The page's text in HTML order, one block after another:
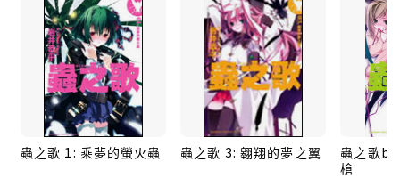
蟲之歌 1: 乘夢的螢火蟲 蟲之歌 3: 翱翔的夢之翼
蟲之歌
槍